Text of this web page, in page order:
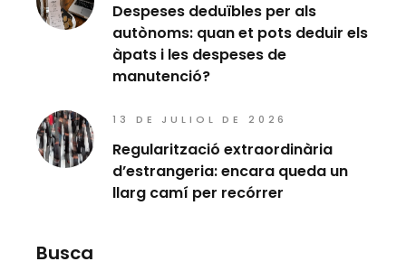
Despeses deduïbles per als
autònoms: quan et pots deduir els
àpats i les despeses de
manutenció?
13 DE JULIOL DE 2026
Regularització extraordinària
d’estrangeria: encara queda un
llarg camí per recórrer
Busca